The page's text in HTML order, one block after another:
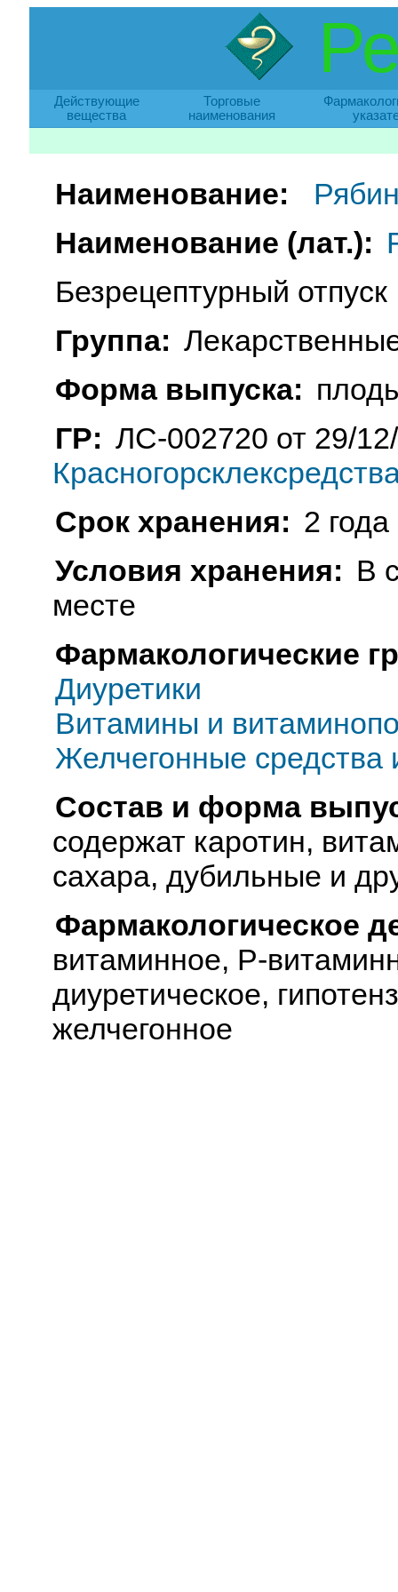
Действующие
вещества
Торговые
наименования
Наименование:
Наименование (лат.):
Безрецептурный отпуск
Группа:
Форма выпуска:
ГР: ЛС-002720 от 29/
Срок хранения: 2 года
Условия хранения: В
месте
Фармакологические
Диуретики
Витамины и
Желчегонные средства
Состав и форма
содержат каротин,
сахара, дубильные и
Фармакологическое
витаминное, Р-
диуретическое,
желчегонное